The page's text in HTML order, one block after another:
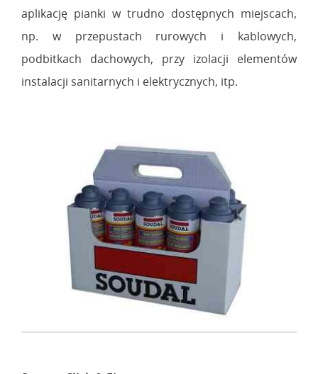
aplikację pianki w trudno dostępnych miejscach,
np. w przepustach rurowych i kablowych,
podbitkach dachowych, przy izolacji elementów
instalacji sanitarnych i elektrycznych, itp.